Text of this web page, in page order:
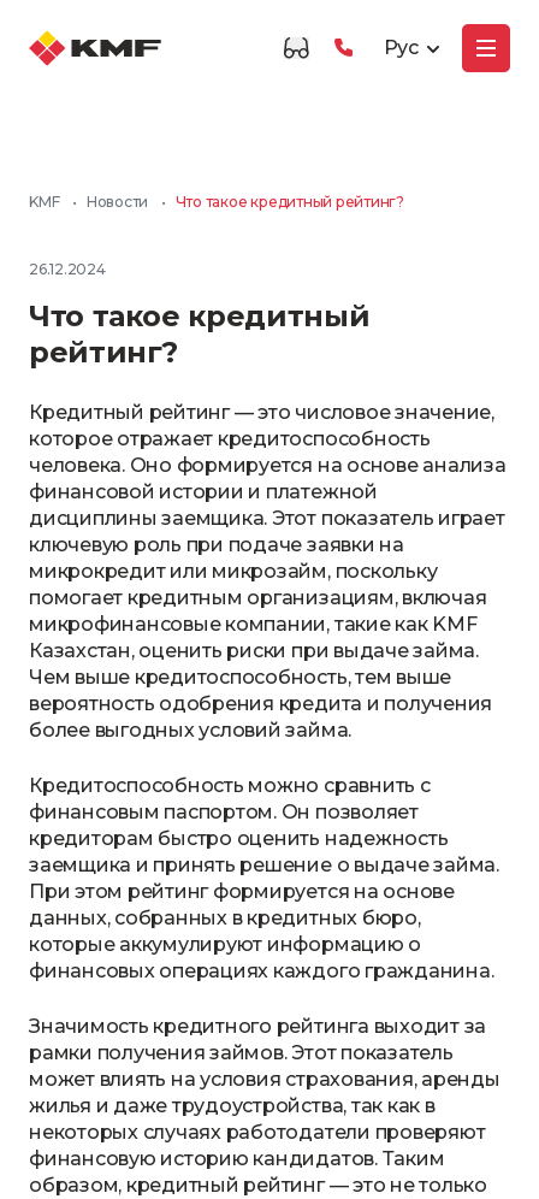
Рус
KMF • Новости • Что такое кредитный рейтинг?
26.12.2024
Что такое кредитный
рейтинг?
Кредитный рейтинг — это числовое значение,
которое отражает кредитоспособность
человека. Оно формируется на основе анализа
финансовой истории и платежной
дисциплины заемщика. Этот показатель играет
ключевую роль при подаче заявки на
микрокредит или микрозайм, поскольку
помогает кредитным организациям, включая
микрофинансовые компании, такие как KMF
Казахстан, оценить риски при выдаче займа.
Чем выше кредитоспособность, тем выше
вероятность одобрения кредита и получения
более выгодных условий займа.
Кредитоспособность можно сравнить с
финансовым паспортом. Он позволяет
кредиторам быстро оценить надежность
заемщика и принять решение о выдаче займа.
При этом рейтинг формируется на основе
данных, собранных в кредитных бюро,
которые аккумулируют информацию о
финансовых операциях каждого гражданина.
Значимость кредитного рейтинга выходит за
рамки получения займов. Этот показатель
может влиять на условия страхования, аренды
жилья и даже трудоустройства, так как в
некоторых случаях работодатели проверяют
финансовую историю кандидатов. Таким
образом, кредитный рейтинг — это не только